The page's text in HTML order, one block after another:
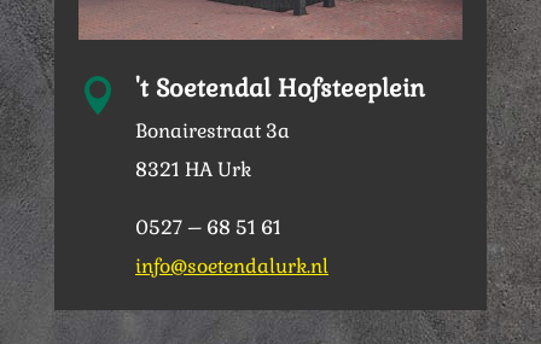
 't Soetendal Hofsteeplein
Bonairestraat 3a
8321 HA Urk
0527 – 68 51 61
info@soetendalurk.nl